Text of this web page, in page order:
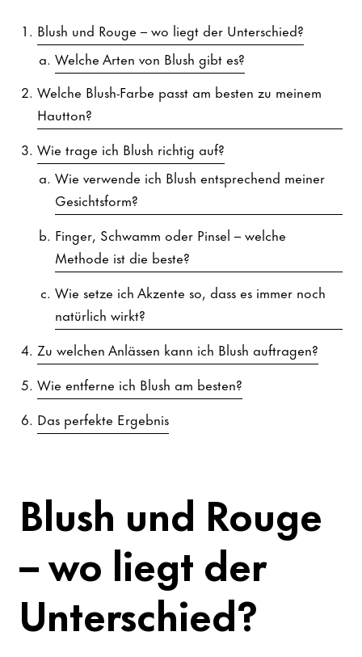
Blush und Rouge – wo liegt der Unterschied?
Welche Arten von Blush gibt es?
Welche Blush-Farbe passt am besten zu meinem
Hautton?
Wie trage ich Blush richtig auf?
Wie verwende ich Blush entsprechend meiner
Gesichtsform?
Finger, Schwamm oder Pinsel – welche
Methode ist die beste?
Wie setze ich Akzente so, dass es immer noch
natürlich wirkt?
Zu welchen Anlässen kann ich Blush auftragen?
Wie entferne ich Blush am besten?
Das perfekte Ergebnis
Blush und Rouge
– wo liegt der
Unterschied?